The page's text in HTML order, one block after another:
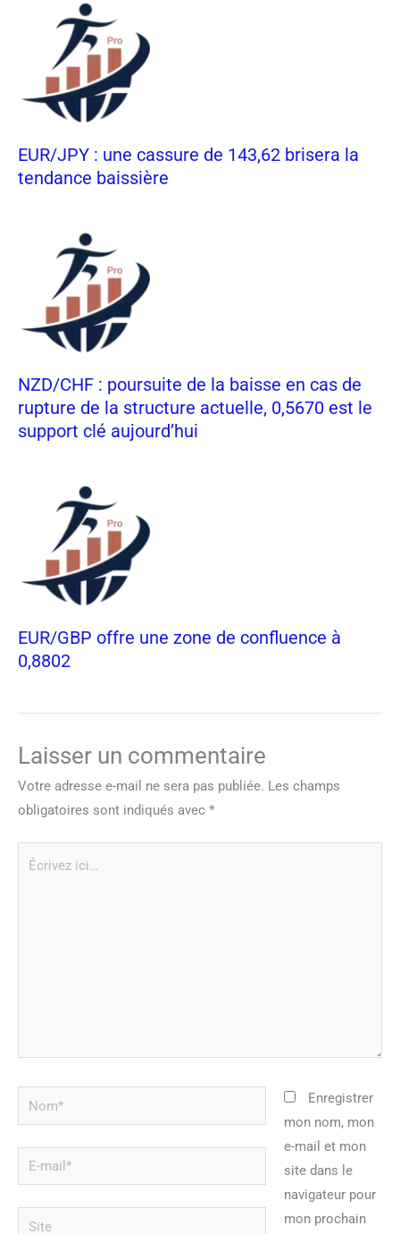
EUR/JPY : une cassure de 143,62 brisera la
tendance baissière
NZD/CHF : poursuite de la baisse en cas de
rupture de la structure actuelle, 0,5670 est le
support clé aujourd’hui
EUR/GBP offre une zone de confluence à
0,8802
Laisser un commentaire
Votre adresse e-mail ne sera pas publiée. Les champs
obligatoires sont indiqués avec *
Nom*
mail*
Site
Enregistrer
mon nom, mon
e-mail et mon
site dans le
navigateur pour
mon prochain